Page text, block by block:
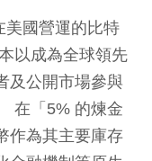
美國營運的比特
以成為全球領先
及公開市場參與
在「5% 的煉金
作為其主要庫存